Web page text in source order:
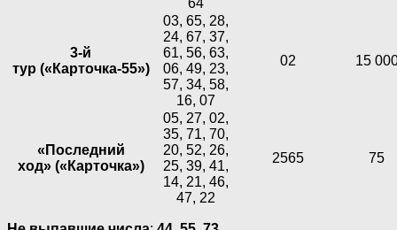
64
3-й
тур («Карточка-55»)
03, 65, 28,
24, 67, 37,
61, 56, 63,
06, 49, 23,
57, 34, 58,
16, 07
02 15
«Последний
ход» («Карточка»)
05, 27, 02,
35, 71, 70,
20, 52, 26,
25, 39, 41,
14, 21, 46,
47, 22
2565 75